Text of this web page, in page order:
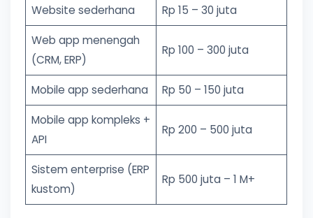
Website sederhana Rp 15 – 30 juta
Web app menengah
(CRM, ERP)
Rp 100 – 300 juta
Mobile app sederhana Rp 50 – 150 juta
Mobile app kompleks +
API
Rp 200 – 500 juta
Sistem enterprise (ERP
kustom)
Rp 500 juta – 1 M+